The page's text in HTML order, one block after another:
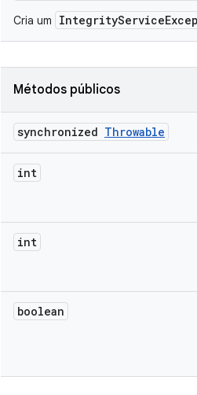
Cria um
Métodos públicos
synchronized Throwable
int
int
boolean